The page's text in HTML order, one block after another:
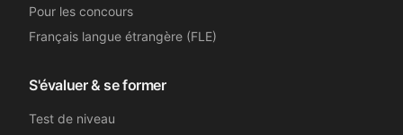
Génial, merci !
Nélia
Pour les concours
Français langue étrangère (FLE)
S'évaluer & se former
Test de niveau